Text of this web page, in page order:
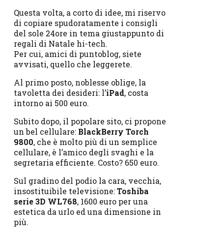
Questa volta, a corto di idee, mi riservo
di copiare spudoratamente i consigli
del sole 24ore in tema giustappunto di
regali di Natale hi-tech.
Per cui, amici di puntoblog, siete
avvisati, quello che leggerete.
Al primo posto, noblesse oblige, la
tavoletta dei desideri: l’iPad, costa
intorno ai 500 euro.
Subito dopo, il popolare sito, ci propone
un bel cellulare: BlackBerry Torch
9800, che è molto più di un semplice
cellulare, è l’amico degli svaghi e la
segretaria efficiente. Costo? 650 euro.
Sul gradino del podio la cara, vecchia,
insostituibile televisione:Toshiba
serie 3D WL768, 1600 euro per una
estetica da urlo ed una dimensione in
più.